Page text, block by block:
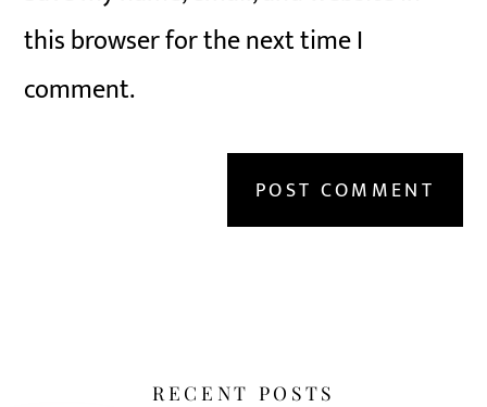
this browser for the next time I
comment.
RECENT POSTS